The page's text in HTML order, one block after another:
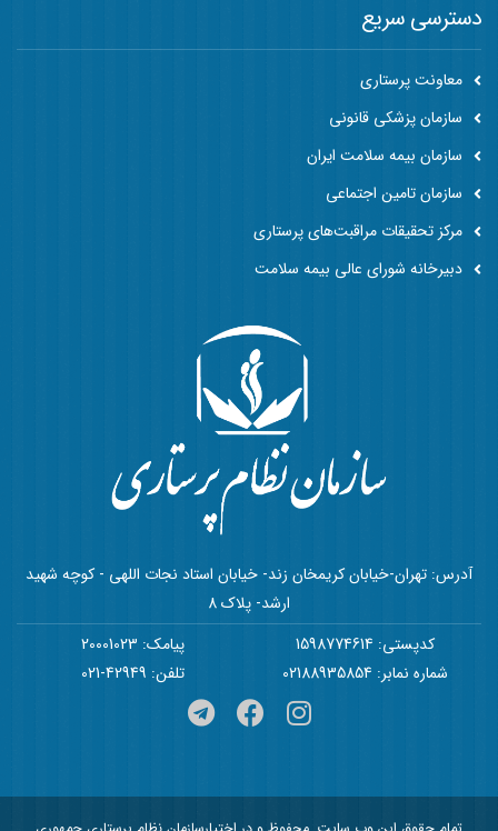
آدرس: تهران-خیابان کریمخان زند- خیابان استاد نجات اللهی - کوچه شهید
ارشد- پلاک 8
کدپستی: 1598774614
پیامک: 20001023
شماره نمابر: 02188935854
تلفن: 42949-021
دسترسی سریع
معاونت پرستاری
سازمان پزشکی قانونی
سازمان بیمه سلامت ایران
سازمان تامین اجتماعی
مرکز تحقیقات مراقبت‌های پرستاری
دبیرخانه شورای عالی بیمه سلامت